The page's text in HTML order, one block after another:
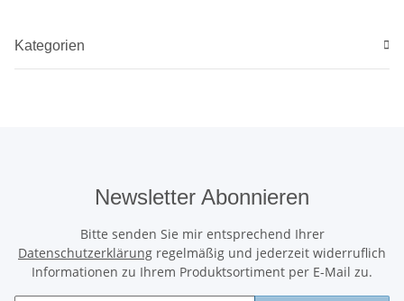
Kategorien
Newsletter Abonnieren
Bitte senden Sie mir entsprechend Ihrer
Datenschutzerklärung regelmäßig und jederzeit widerruflich
Informationen zu Ihrem Produktsortiment per E-Mail zu.